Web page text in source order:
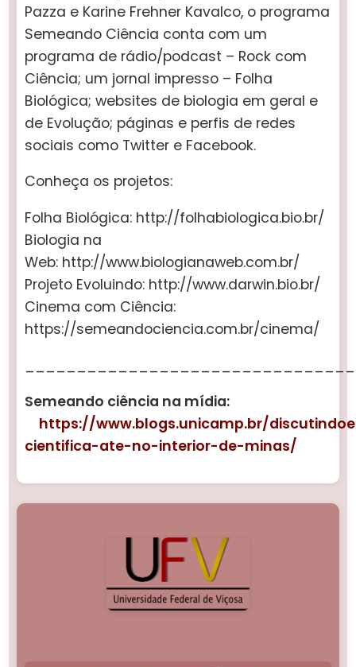
Pazza e Karine Frehner Kavalco, o programa
Semeando Ciência conta com um
programa de rádio/podcast – Rock com
Ciência; um jornal impresso – Folha
Biológica; websites de biologia em geral e
de Evolução; páginas e perfis de redes
sociais como Twitter e Facebook.
Conheça os projetos:
Folha Biológica: http://folhabiologica.bio.br/
Biologia na
Web: http://www.biologianaweb.com.br/
Projeto Evoluindo: http://www.darwin.bio.br/
Cinema com Ciência:
https://semeandociencia.com.br/cinema/
Semeando ciência na mídia:
https://www.blogs.unicamp.br/
cientifica-ate-no-interior-de-minas/